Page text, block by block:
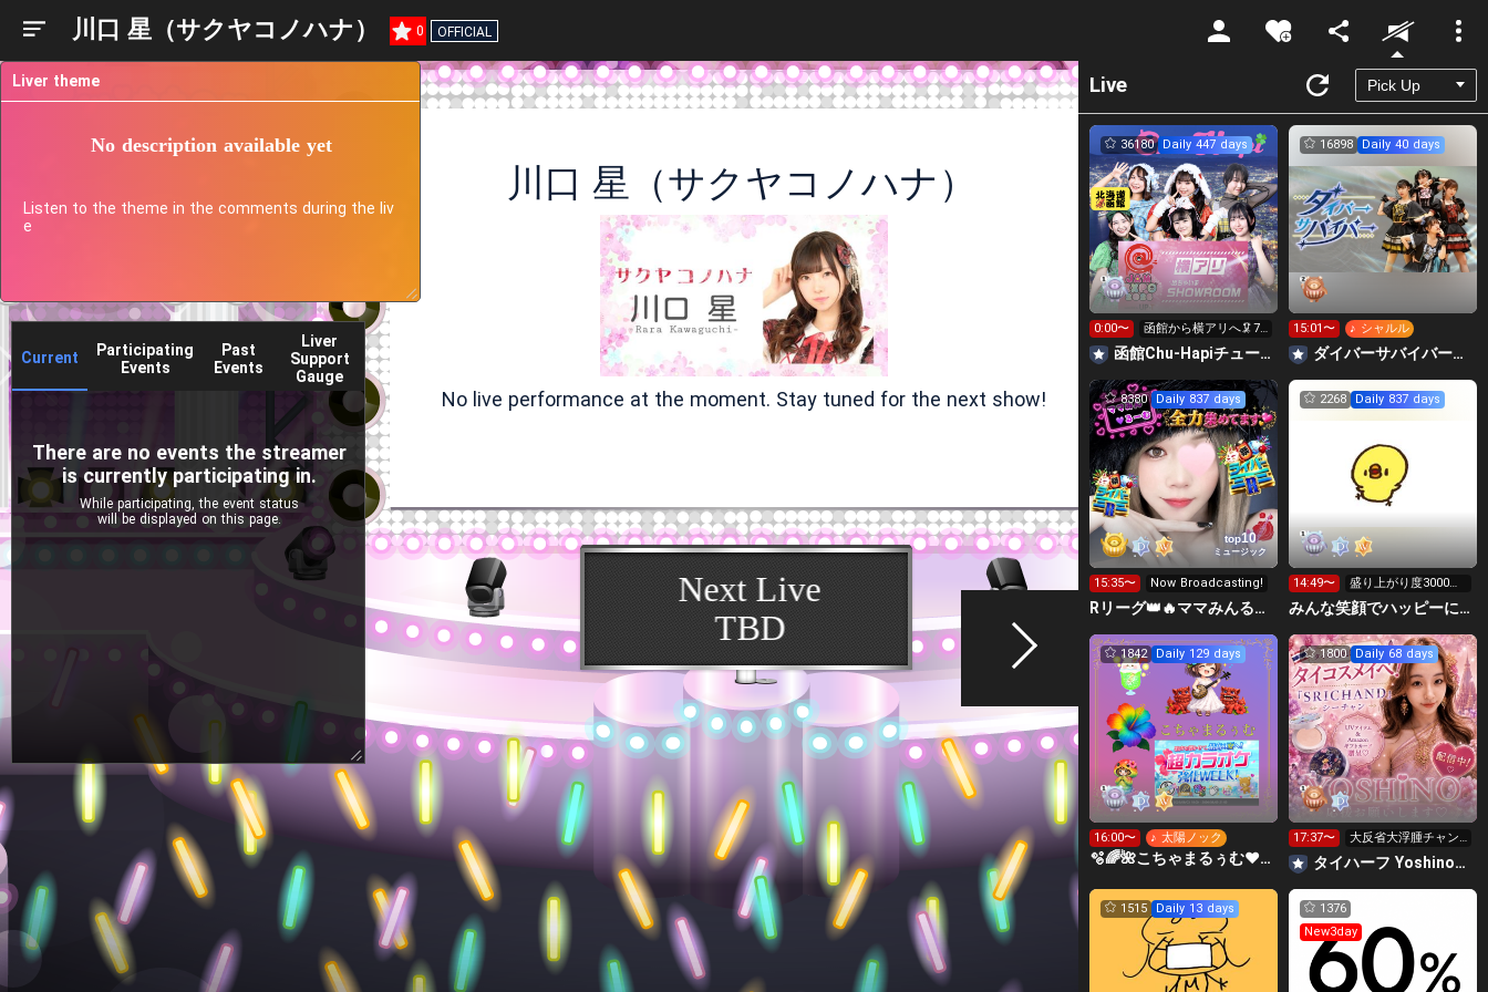
川口 星（サクヤコノハナ） 0 OFFICIAL
Unmute
川口 星（サクヤコノハナ）
No live performance at the moment. Stay tuned for the next show!
Current
Participating
Events
Past
Events
Liver
Support
Gauge
There are no events the streamer
is currently participating in.
While participating, the event status
will be displayed on this page.
Liver theme
No description available yet
Listen to the theme in the comments during the liv
e
Live
36180 Daily 447 days
0:00〜
函館から横アリへ🦑7
時までに330万pt目標 函館Chu-Hapiチューハピ🌈
16898 Daily 40 days
15:01〜 ♪ シャルル
‪ダイバーサバイバー【公式】
top10
ミュージック
8380 Daily 837 days
15:35〜 Now Broadcasting!
Rリーグ👑🔥ママみんるーむ💁‍♀️💜
2268 Daily 837 days
14:49〜
盛り上がり度3000行
くか力尽きるまで٩(>
ω<*
みんな笑顔でハッピーに🐕‍🦺😇はこおＣぃぃｅｅｅルーム.
1842 Daily 129 days
16:00〜 ♪ 太陽ノック
🫧🌈🌺こちゃまるぅむ❤☀️🪕育児中️🪄7周年🫧
1800 Daily 68 days
17:37〜
大反省大浮腫チャン
ネル😭
タイハーフ Yoshino‪🧡‬‪🍍タイコスメイベ🇹🇭💄
1515 Daily 13 days
1376
New3day